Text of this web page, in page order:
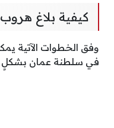
كيفية بلاغ
وفق الخطوات الآتية
في سلطنة عمان بشكلٍ